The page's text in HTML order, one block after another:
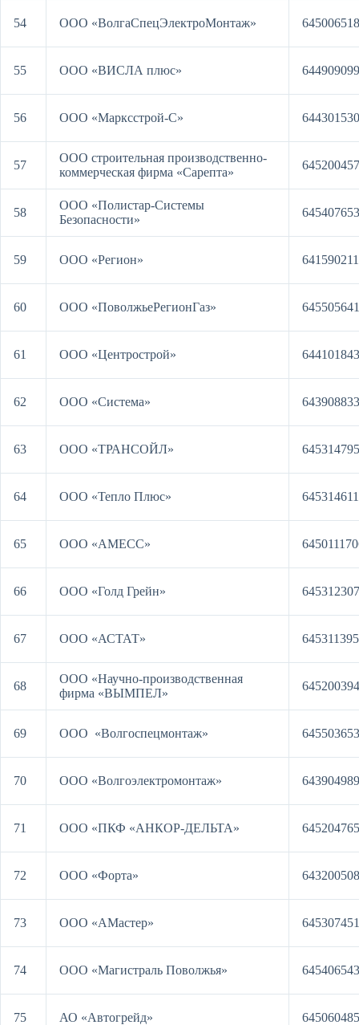
54 ООО «ВолгаСпецЭлектроМонтаж»
55 ООО «ВИСЛА плюс»
56 ООО «Марксстрой-С»
57
ООО строительная производственно-
коммерческая фирма «Сарепта»
58
ООО «Полистар-Системы
Безопасности»
59 ООО «Регион»
60 ООО «ПоволжьеРегионГаз»
61 ООО «Центрострой»
62 ООО «Система»
63 ООО «ТРАНСОЙЛ»
64 ООО «Тепло Плюс»
65 ООО «АМЕСС»
66 ООО «Голд Грейн»
67 ООО «АСТАТ»
68
ООО «Научно-производственная
фирма «ВЫМПЕЛ»
69 ООО «Волгоспецмонтаж»
70 ООО «Волгоэлектромонтаж»
71 ООО «ПКФ «АНКОР-ДЕЛЬТА»
72 ООО «Форта»
73 ООО «АМастер»
74 ООО «Магистраль Поволжья»
75 АО «Автогрейд»